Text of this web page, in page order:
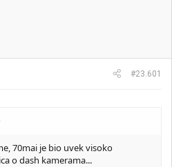
#23.601
70mai je bio uvek visoko
o dash kamerama...